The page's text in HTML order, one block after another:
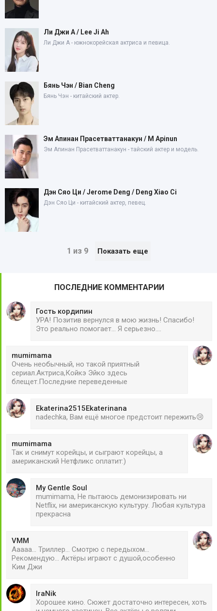
Ли Джи А / Lee Ji Ah
Ли Джи А - южнокорейская актриса и певица.
Бянь Чэн / Bian Cheng
Бянь Чэн - китайский актер.
Эм Апинан Прасетваттанакун / M Apinun
Эм Апинан Прасетваттанакун - тайский актер и модель.
Дэн Сяо Ци / Jerome Deng / Deng Xiao Ci
Дэн Сяо Ци - китайский актер, певец.
1 из 9 Показать еще
ПОСЛЕДНИЕ КОММЕНТАРИИ
Гость кордипин
УРА! Позитив вернулся в мою жизнь! Спасибо!
Это реально помогает... Я серьезно....
mumimama
Очень необычный, но такой приятный
сериал.Актриса,Койкэ Эйко здесь
блещет.Последние переведенные
Ekaterina2515Ekaterinana
nadechka, Вам ещё многое предстоит пережить😢
mumimama
Так и снимут корейцы, и сыграют корейцы, а
американский Нетфликс оплатит:)
My Gentle Soul
mumimama, Не пытаюсь демонизировать ни
Netflix, ни американскую культуру. Любая культура
прекрасна
VMM
Ааааа... Триллер... Смотрю с передыхом...
Рекомендую... Актёры играют с душой,особенно
Ким Джи
IraNik
Хорошее кино. Сюжет достаточно интересен, хоть